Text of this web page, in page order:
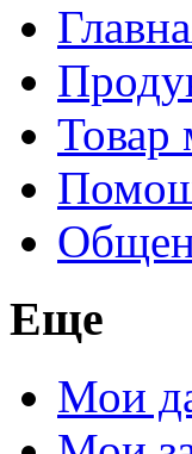
Товар
Еще
Мои